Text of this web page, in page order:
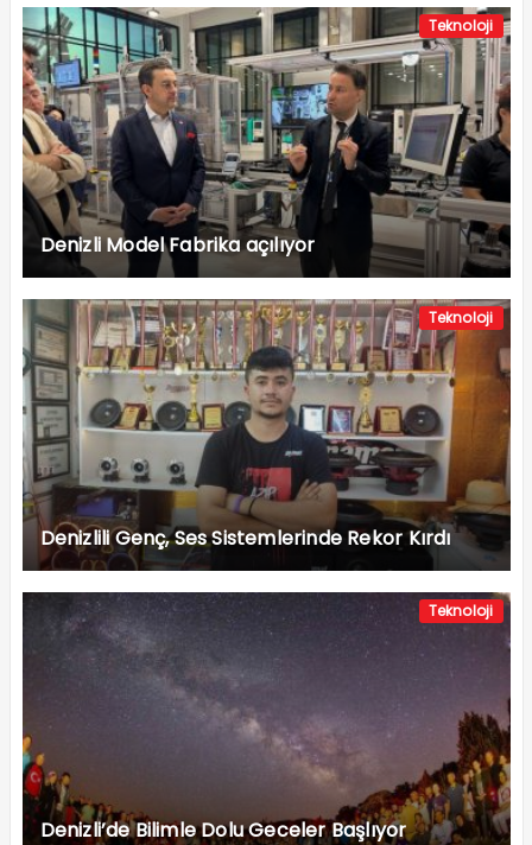
Teknoloji
Denizli Model Fabrika açılıyor
Teknoloji
Denizlili Genç, Ses Sistemlerinde Rekor Kırdı
Teknoloji
Denizli’de Bilimle Dolu Geceler Başlıyor